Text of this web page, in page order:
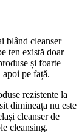
blând cleanser
ten există doar
și foarte
pe față.
rezistente la
dimineața nu este
cleanser de
cleansing.